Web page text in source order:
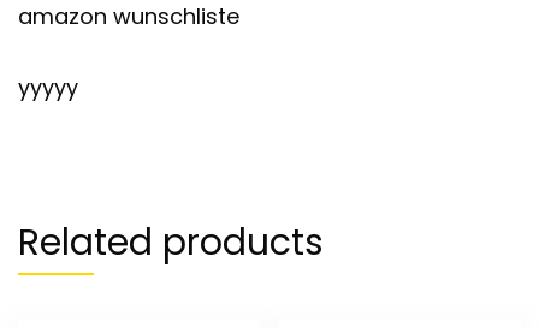
amazon wunschliste
yyyyy
Related products